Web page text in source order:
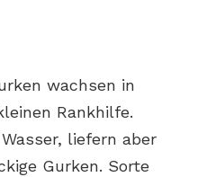
wachsen in
Rankhilfe.
liefern aber
Gurken. Sorte